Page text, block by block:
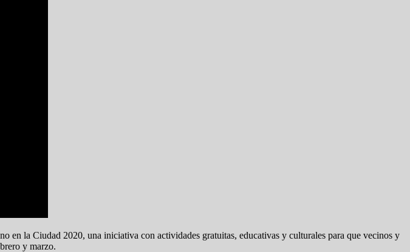
en la Ciudad 2020, una iniciativa con actividades gratuitas, educativas y culturales para que vecinos y
y marzo.